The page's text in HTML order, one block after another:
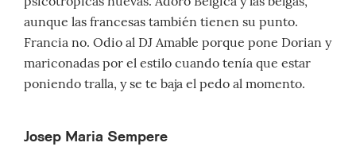
aunque las francesas también tienen su punto.
Francia no. Odio al DJ Amable porque pone Dorian y
mariconadas por el estilo cuando tenía que estar
poniendo tralla, y se te baja el pedo al momento.
Josep Maria Sempere